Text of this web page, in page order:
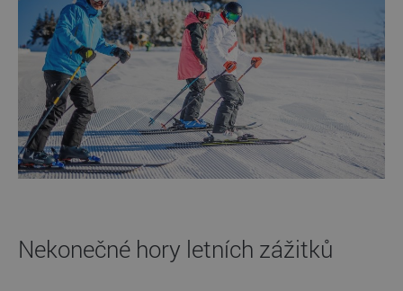
Nekonečné hory letních zážitků